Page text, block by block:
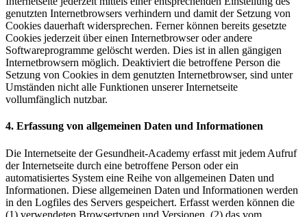
genutzten Internetbrowsers verhindern und damit der Setzung von
Cookies dauerhaft widersprechen. Ferner können bereits gesetzte
Cookies jederzeit über einen Internetbrowser oder andere
Softwareprogramme gelöscht werden. Dies ist in allen gängigen
Internetbrowsern möglich. Deaktiviert die betroffene Person die
Setzung von Cookies in dem genutzten Internetbrowser, sind unter
Umständen nicht alle Funktionen unserer Internetseite
vollumfänglich nutzbar.
4. Erfassung von allgemeinen Daten und Informationen
Die Internetseite der Gesundheit-Academy erfasst mit jedem Aufruf
der Internetseite durch eine betroffene Person oder ein
automatisiertes System eine Reihe von allgemeinen Daten und
Informationen. Diese allgemeinen Daten und Informationen werden
in den Logfiles des Servers gespeichert. Erfasst werden können die
(1) verwendeten Browsertypen und Versionen, (2) das vom